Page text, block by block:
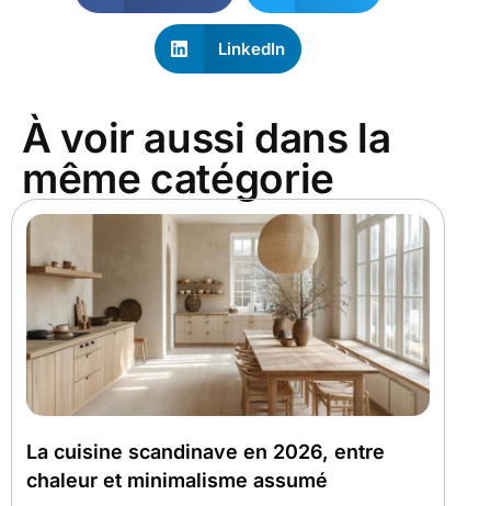
LinkedIn
À voir aussi dans la
même catégorie
La cuisine scandinave en 2026, entre
chaleur et minimalisme assumé